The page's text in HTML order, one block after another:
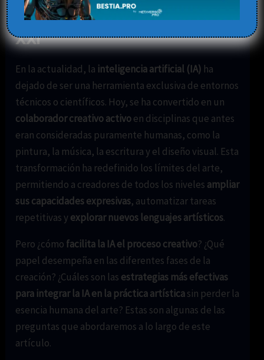
IA y creatividad en el siglo
XXI
En la actualidad, la inteligencia artificial (IA) ha
dejado de ser una herramienta exclusiva de entornos
técnicos o científicos. Hoy, se ha convertido en un
colaborador creativo activoen disciplinas que antes
eran consideradas puramente humanas, como la
pintura, la música, la escritura y el diseño visual. Esta
transformación ha redefinido los límites del arte,
permitiendo a creadores de todos los niveles ampliar
sus capacidades expresivas, automatizar tareas
repetitivas y explorar nuevos lenguajes artísticos.
Pero ¿cómo facilita la IA el proceso creativo? ¿Qué
papel desempeña en las diferentes fases de la
creación? ¿Cuáles son las estrategias más efectivas
para integrar la IA en la práctica artísticasin perder la
esencia humana del arte? Estas son algunas de las
preguntas que abordaremos a lo largo de este
artículo.